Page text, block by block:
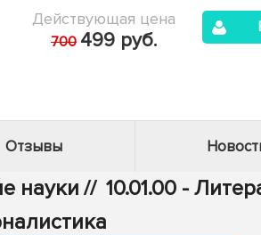
Действующая цена
700 499 руб.
Отзывы
науки // 10.01.00 -